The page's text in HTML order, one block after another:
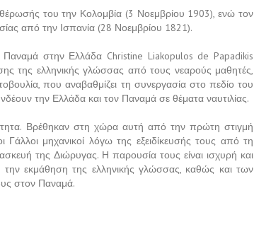
του την Κολομβία (3 Νοεμβρίου 1903), ενώ τον
από την Ισπανία (28 Νοεμβρίου 1821).
στην Ελλάδα Christine Liakopulos de Papadikis
της ελληνικής γλώσσας από τους νεαρούς μαθητές,
που αναβαθμίζει τη συνεργασία στο πεδίο του
την Ελλάδα και τον Παναμά σε θέματα ναυτιλίας.
Βρέθηκαν στη χώρα αυτή από την πρώτη στιγμή
μηχανικοί λόγω της εξειδίκευσής τους από τη
της Διώρυγας. Η παρουσία τους είναι ισχυρή και
την εκμάθηση της ελληνικής γλώσσας, καθώς και των
στον Παναμά.